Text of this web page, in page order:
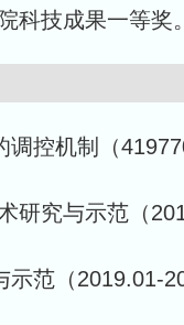
科技成果一等奖。
控机制（
究与示范（
范（2019.01-